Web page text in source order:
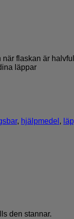
flaskan är halvfull
läppar
, hjälpmedel ,
den stannar.